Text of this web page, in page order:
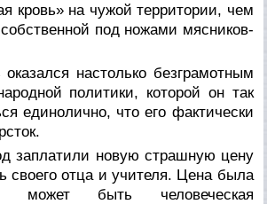
кровь» на чужой территории, чем
под ножами мясников-
настолько безграмотным
политики, которой он так
единолично, что его фактически
заплатили новую страшную цену
своего отца и учителя. Цена была
может быть человеческая